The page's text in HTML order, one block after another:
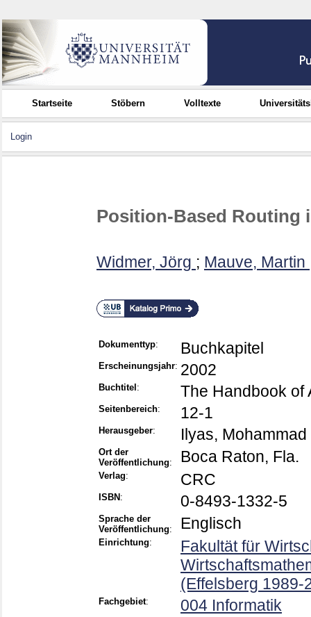
Startseite Stöbern Volltexte
Login
Position-Based Routing
Widmer, Jörg ; Mauve, Martin
Dokumenttyp: Buchkapitel
Erscheinungsjahr: 2002
Buchtitel : The Handbook of
Seitenbereich: 12-1
Herausgeber: Ilyas, Mohammad
Ort der
Veröffentlichung: Boca Raton, Fla.
Verlag: CRC
ISBN : 0-8493-1332-5
Sprache der
Veröffentlichung: Englisch
Einrichtung:
Fakultät für
(Effelsberg 1989-
Fachgebiet: 004 Informatik